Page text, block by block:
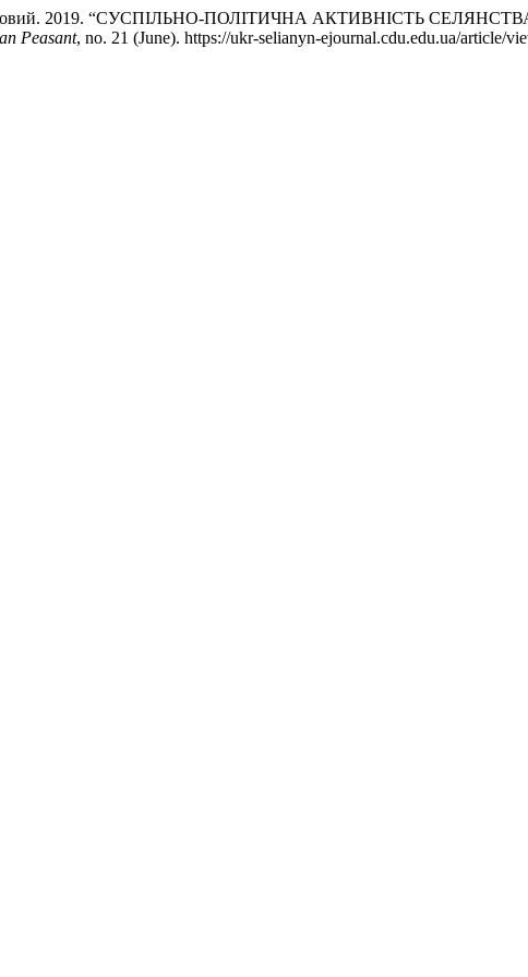
2019. “СУСПІЛЬНО-ПОЛІТИЧНА АКТИВНІСТЬ
Peasant, no. 21 (June). https://ukr-selianyn-ejournal.cdu.edu.ua/article/